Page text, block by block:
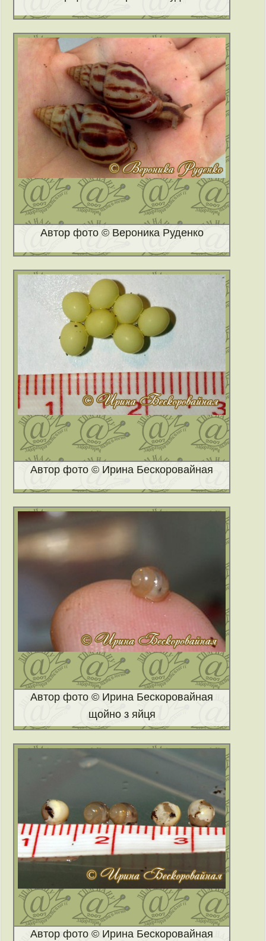
Автор фото © Вероника Руденко
Автор фото © Ирина Бескоровайная
Автор фото © Ирина Бескоровайная
щойно з яйця
Автор фото © Ирина Бескоровайная